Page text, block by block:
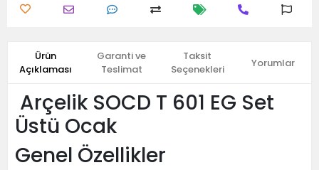
Ürün
Açıklaması
Garanti ve
Teslimat
Taksit
Seçenekleri
Yorumlar
Arçelik SOCD T 601 EG Set
Üstü Ocak
Genel Özellikler